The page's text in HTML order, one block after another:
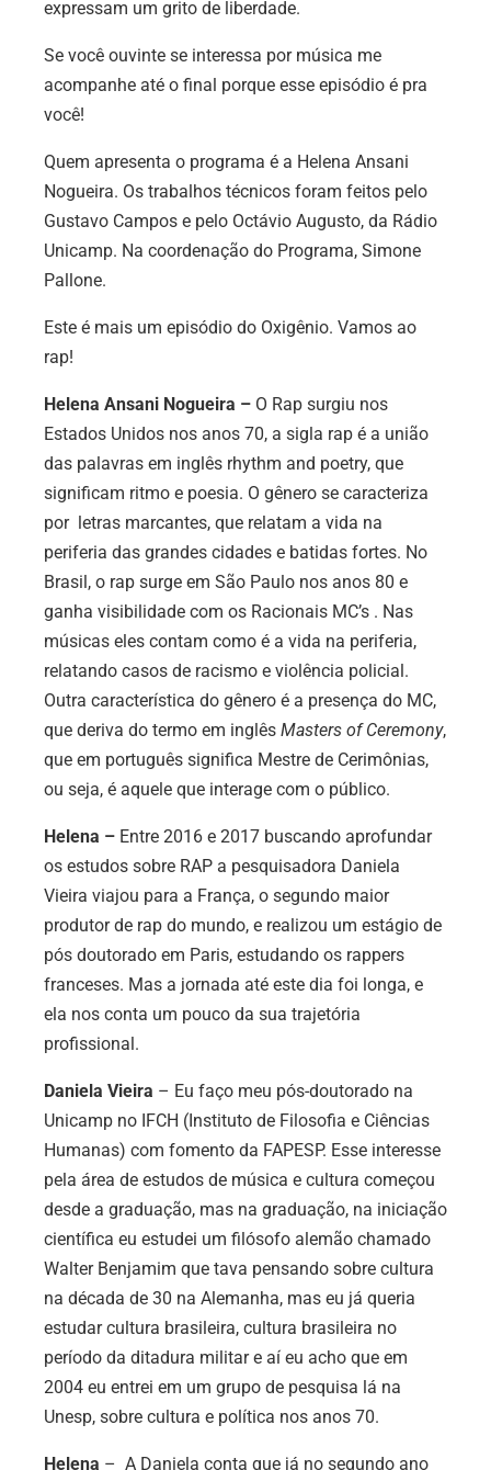
expressam um grito de liberdade.
Se você ouvinte se interessa por música me
acompanhe até o final porque esse episódio é pra
você!
Quem apresenta o programa é a Helena Ansani
Nogueira. Os trabalhos técnicos foram feitos pelo
Gustavo Campos e pelo Octávio Augusto, da Rádio
Unicamp. Na coordenação do Programa, Simone
Pallone.
Este é mais um episódio do Oxigênio. Vamos ao
rap!
Helena Ansani Nogueira – O Rap surgiu nos
Estados Unidos nos anos 70, a sigla rap é a união
das palavras em inglês rhythm and poetry, que
significam ritmo e poesia. O gênero se caracteriza
por letras marcantes, que relatam a vida na
periferia das grandes cidades e batidas fortes. No
Brasil, o rap surge em São Paulo nos anos 80 e
ganha visibilidade com os Racionais MC’s . Nas
músicas eles contam como é a vida na periferia,
relatando casos de racismo e violência policial.
Outra característica do gênero é a presença do MC,
que deriva do termo em inglês Masters of Ceremony,
que em português significa Mestre de Cerimônias,
ou seja, é aquele que interage com o público.
Helena – Entre 2016 e 2017 buscando aprofundar
os estudos sobre RAP a pesquisadora Daniela
Vieira viajou para a França, o segundo maior
produtor de rap do mundo, e realizou um estágio de
pós doutorado em Paris, estudando os rappers
franceses. Mas a jornada até este dia foi longa, e
ela nos conta um pouco da sua trajetória
profissional.
Daniela Vieira – Eu faço meu pós-doutorado na
Unicamp no IFCH (Instituto de Filosofia e Ciências
Humanas) com fomento da FAPESP. Esse interesse
pela área de estudos de música e cultura começou
desde a graduação, mas na graduação, na iniciação
científica eu estudei um filósofo alemão chamado
Walter Benjamim que tava pensando sobre cultura
na década de 30 na Alemanha, mas eu já queria
estudar cultura brasileira, cultura brasileira no
período da ditadura militar e aí eu acho que em
2004 eu entrei em um grupo de pesquisa lá na
Unesp, sobre cultura e política nos anos 70.
Helena – A Daniela conta que já no segundo ano